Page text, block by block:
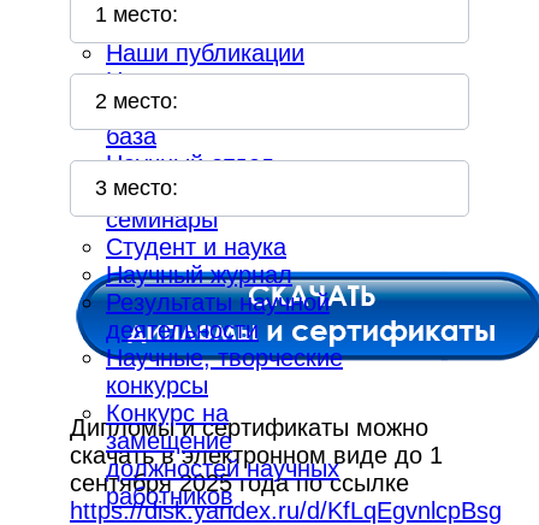
направления
Наши публикации
Научно-
исследовательская
база
Научный отдел
Конференции и
семинары
Студент и наука
Научный журнал
Результаты научной
деятельности
Научные, творческие
конкурсы
Конкурс на
замещение
должностей научных
работников
1 место:
2 место:
3 место:
Дипломы и сертификаты можно
скачать в электронном виде до 1
сентября 2025 года по ссылке
https://disk.yandex.ru/d/KfLqEgvnlcpBsg